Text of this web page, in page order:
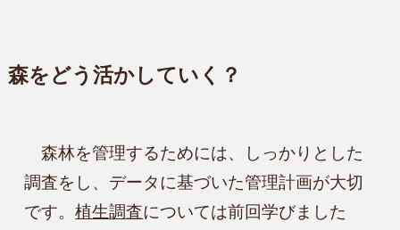
森をどう活かしていく？
森林を管理するためには、しっかりとした
調査をし、データに基づいた管理計画が大切
です。植生調査については前回学びました